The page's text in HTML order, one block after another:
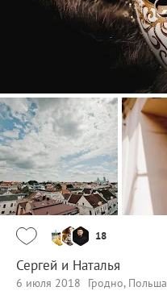
18
Сергей и Наталья
6 июля 2018
Гродно, Польша